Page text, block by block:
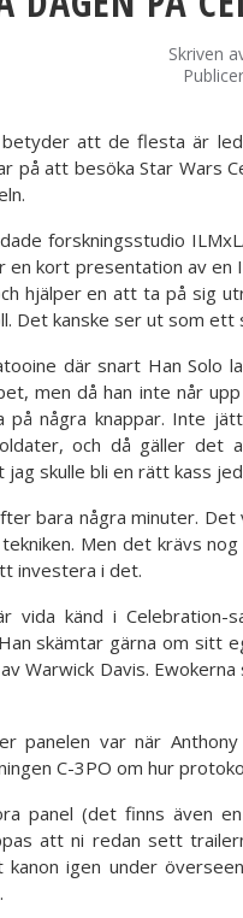
Skriven
att de flesta är
på att besöka Star Wars
forskningsstudio
en kort presentation av en
hjälper en att ta på sig
Det kanske ser ut som
där snart Han Solo
men då han inte når
på några knappar. Inte
och då gäller det
jag skulle bli en rätt kass
bara några minuter.
Men det krävs
investera i det.
vida känd i
skämtar gärna om sitt
Warwick Davis.
panelen var när
C-3PO om hur
panel (det finns även
att ni redan sett
kanon igen under